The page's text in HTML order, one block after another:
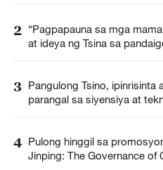
2 “Pagpapauna sa mga
at ideya ng Tsina sa
3 Pangulong Tsino, ipinrisinta
parangal sa siyensiya at
4 Pulong hinggil sa
Jinping: The Governance of